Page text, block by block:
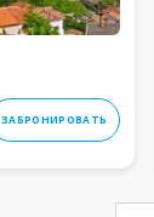
ЗАБРОНИРОВАТЬ